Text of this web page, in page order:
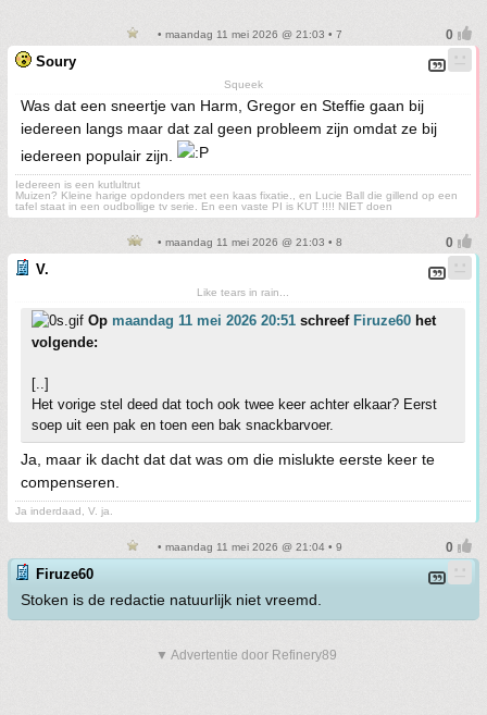
• maandag 11 mei 2026 @ 21:03 • 7
Soury
Squeek
Was dat een sneertje van Harm, Gregor en Steffie gaan bij
iedereen langs maar dat zal geen probleem zijn omdat ze bij
iedereen populair zijn.
Iedereen is een kutlultrut
Muizen? Kleine harige opdonders met een kaas fixatie., en Lucie Ball die gillend op een
tafel staat in een oudbollige tv serie. En een vaste PI is KUT !!!! NIET doen
• maandag 11 mei 2026 @ 21:03 • 8
V.
Like tears in rain...
Op maandag 11 mei 2026 20:51 schreef Firuze60 het
volgende:
[..]
Het vorige stel deed dat toch ook twee keer achter elkaar? Eerst
soep uit een pak en toen een bak snackbarvoer.
Ja, maar ik dacht dat dat was om die mislukte eerste keer te
compenseren.
Ja inderdaad, V. ja.
• maandag 11 mei 2026 @ 21:04 • 9
Firuze60
Stoken is de redactie natuurlijk niet vreemd.
▼ Advertentie door Refinery89